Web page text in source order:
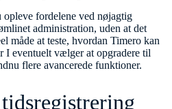
fordelene ved nøjagtig
administration, uden at det
måde at teste, hvordan Timero kan
I eventuelt vælger at opgradere til
flere avancerede funktioner.